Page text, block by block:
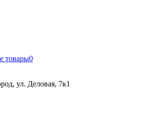
товары0
ул. Деловая, 7к1